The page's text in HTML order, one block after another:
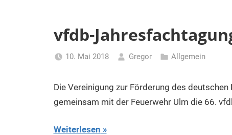
vfdb-
10. Mai 2018 Gregor Allgemein
Die Vereinigung zur Förderung des
gemeinsam mit der Feuerwehr Ulm die 66.
Weiterlesen